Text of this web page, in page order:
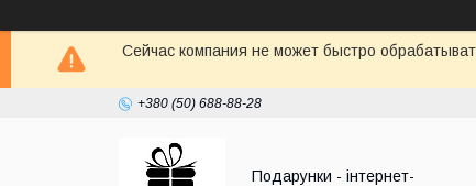
Сейчас компания не может быстро
+380 (50) 688-88-28
Подарунки - інтернет-